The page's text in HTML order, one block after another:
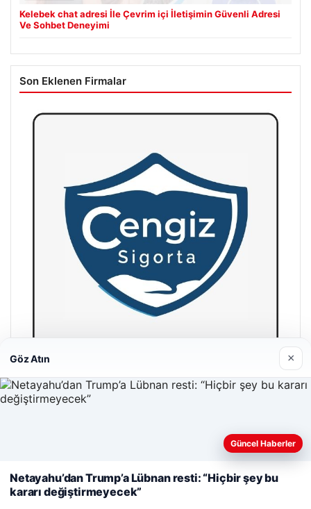
Kelebek chat adresi İle Çevrim içi İletişimin Güvenli Adresi
Ve Sohbet Deneyimi
Son Eklenen Firmalar
Cengiz Sigorta
23/06/2026
Web sitemizi nasıl kullandığınızı daha iyi anlayabilmek,
kullanıyoruz. Çerez Politikamız
Reddet Kabul Et
Göz Atın ×
Güncel Haberler
Netayahu’dan Trump’a Lübnan resti: “Hiçbir şey bu
kararı değiştirmeyecek”